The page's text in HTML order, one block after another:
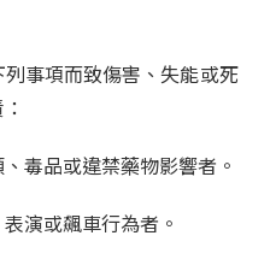
事項而致傷害、失能或死
毒品或違禁藥物影響者。
演或飆車行為者。